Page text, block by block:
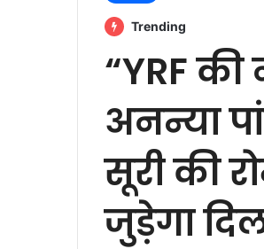
Trending
“YRF
अनन्या
सूरी की
जुड़ेगा